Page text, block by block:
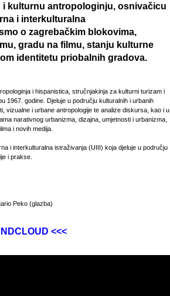
kulturnu antropologinju, osnivačicu
i interkulturalna
o zagrebačkim blokovima,
gradu na filmu, stanju kulturne
identitetu priobalnih gradova.
i hispanistica, stručnjakinja za kulturni turizam i
1967. godine. Djeluje u području kulturalnih i urbanih
vizualne i urbane antropologije te analize diskursa, kao i u
narativnog urbanizma, dizajna, umjetnosti i urbanizma,
i novih medija.
i interkulturalna istraživanja (UIII) koja djeluje u području
i prakse.
Peko (glazba)
<<<